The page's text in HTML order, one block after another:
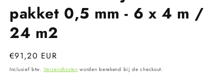
modaal
pakket 0,5 mm - 6 x 4 m /
24 m2
Normale
prijs
€91,20 EUR
Inclusief btw. Verzendkosten worden berekend bij de checkout.